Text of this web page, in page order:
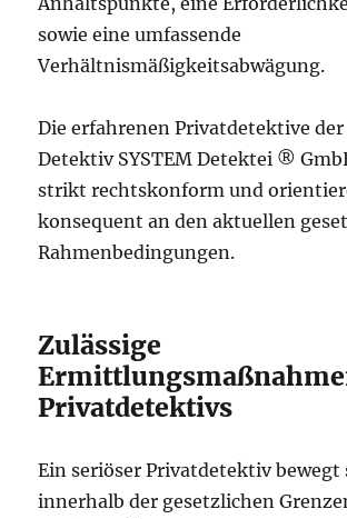
sowie eine umfassende
Verhältnismäßigkeitsabwägung.
Die erfahrenen Privatdetektive der
Detektiv SYSTEM Detektei ®
strikt rechtskonform und
konsequent an den aktuellen
Rahmenbedingungen.
Zulässige
Privatdetektivs
Ein seriöser Privatdetektiv bewegt
innerhalb der gesetzlichen